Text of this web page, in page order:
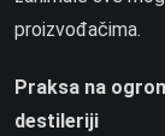
proizvođačima.
Praksa na
destileriji